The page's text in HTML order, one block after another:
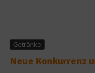
Getränke
Neue Konkurrenz